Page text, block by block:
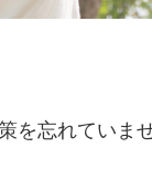
を忘れていま